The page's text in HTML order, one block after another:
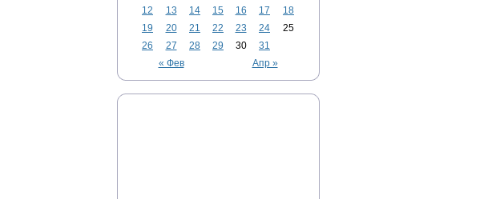
« Фев Апр »
12
13 14 15 16 17
18
19
20 21 22 23 24
25
26
27 28 29 30 31